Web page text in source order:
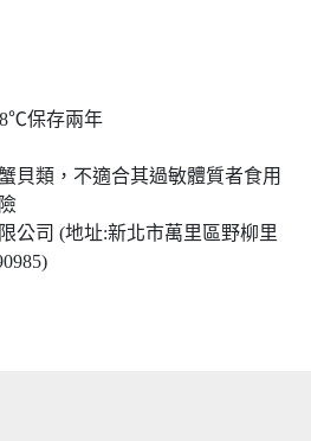
保存兩年
貝類，不適合其過敏體質者食用
公司 (地址:新北市萬里區野柳里